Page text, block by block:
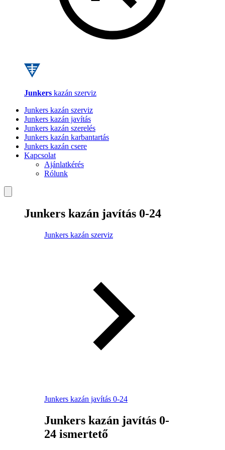
Junkers kazán szerviz
Junkers kazán szerviz
Junkers kazán javítás
Junkers kazán szerelés
Junkers kazán karbantartás
Junkers kazán csere
Kapcsolat
Ajánlatkérés
Rólunk
Junkers kazán javítás 0-24
Junkers kazán szerviz
Junkers kazán javítás 0-24
Junkers kazán javítás 0-
24 ismertető